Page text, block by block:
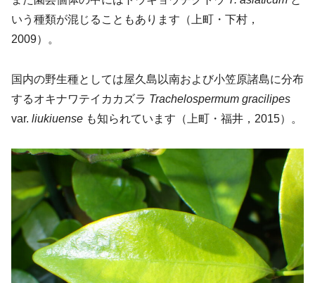
いう種類が混じることもあります（上町・下村，
2009）。
国内の野生種としては屋久島以南および小笠原諸島に分布
するオキナワテイカカズラ Trachelospermum gracilipes
var. liukiuense も知られています（上町・福井，2015）。